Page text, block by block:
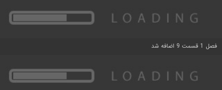
فصل 1 قسمت 9 اضافه شد